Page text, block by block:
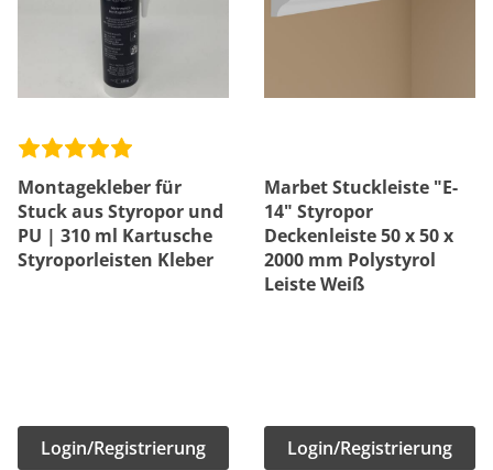
Montagekleber für
Stuck aus Styropor und
PU | 310 ml Kartusche
Styroporleisten Kleber
Login/Registrierung
Marbet Stuckleiste "E-
14" Styropor
Deckenleiste 50 x 50 x
2000 mm Polystyrol
Leiste Weiß
Login/Registrierung